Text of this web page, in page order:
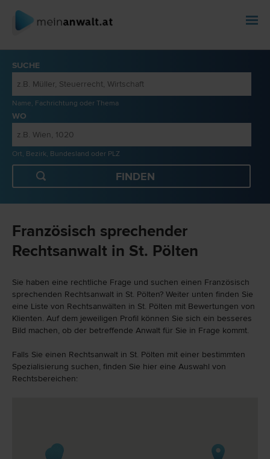
SUCHE
Name, Fachrichtung oder Thema
WO
Ort, Bezirk, Bundesland oder PLZ
Französisch sprechender
Rechtsanwalt in St. Pölten
Sie haben eine rechtliche Frage und suchen einen Französisch
sprechenden Rechtsanwalt in St. Pölten? Weiter unten finden Sie
eine Liste von Rechtsanwälten in St. Pölten mit Bewertungen von
Klienten. Auf dem jeweiligen Profil können Sie sich ein besseres
Bild machen, ob der betreffende Anwalt für Sie in Frage kommt.
Falls Sie einen Rechtsanwalt in St. Pölten mit einer bestimmten
Spezialisierung suchen, finden Sie hier eine Auswahl von
Rechtsbereichen: